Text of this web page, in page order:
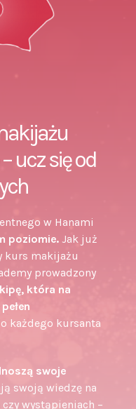
ucz się od
w Hanami
poziomie.Jak już
kurs makijażu
prowadzony
która na
każdego kursanta
swoje
swoją wiedzę na
wystąpieniach –